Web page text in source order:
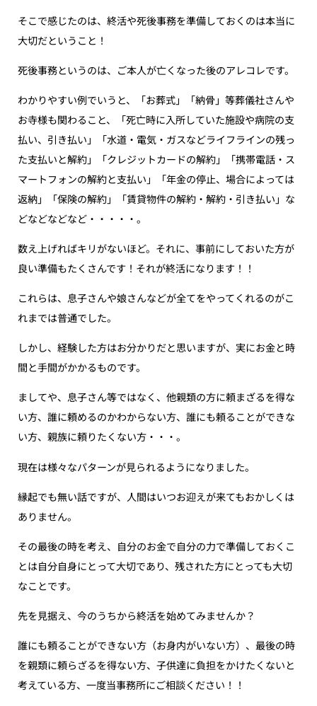
そこで感じたのは、終活や死後事務を準備しておくのは本当に
大切だということ！
死後事務というのは、ご本人が亡くなった後のアレコレです。
わかりやすい例でいうと、「お葬式」「納骨」等葬儀社さんや
お寺様も関わること、「死亡時に入所していた施設や病院の支
払い、引き払い」「水道・電気・ガスなどライフラインの残っ
た支払いと解約」「クレジットカードの解約」「携帯電話・ス
マートフォンの解約と支払い」「年金の停止、場合によっては
返納」「保険の解約」「賃貸物件の解約・解約・引き払い」な
どなどなどなど・・・・・。
数え上げればキリがないほど。それに、事前にしておいた方が
良い準備もたくさんです！それが終活になります！！
これらは、息子さんや娘さんなどが全てをやってくれるのがこ
れまでは普通でした。
しかし、経験した方はお分かりだと思いますが、実にお金と時
間と手間がかかるものです。
ましてや、息子さん等ではなく、他親類の方に頼まざるを得な
い方、誰に頼めるのかわからない方、誰にも頼ることができな
い方、親族に頼りたくない方・・・。
現在は様々なパターンが見られるようになりました。
縁起でも無い話ですが、人間はいつお迎えが来てもおかしくは
ありません。
その最後の時を考え、自分のお金で自分の力で準備しておくこ
とは自分自身にとって大切であり、残された方にとっても大切
なことです。
先を見据え、今のうちから終活を始めてみませんか？
誰にも頼ることができない方（お身内がいない方）、最後の時
を親類に頼らざるを得ない方、子供達に負担をかけたくないと
考えている方、一度当事務所にご相談ください！！